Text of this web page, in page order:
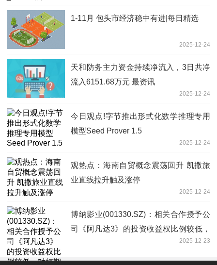
1-11月 包头市经济稳中有进|每日精选
2025-12-24
天和防务主力资金持续净流入，3日共净
流入6151.68万元 最资讯
2025-12-24
今日观点!字节推出形式化数学推理专用
模型Seed Prover 1.5
2025-12-24
观热点：海南自贸概念震荡回升 凯撒旅
业直线拉升触及涨停
2025-12-24
博纳影业(001330.SZ)：相关合作授予公
司《阿凡达3》的投资收益权比例较低，
2025-12-23